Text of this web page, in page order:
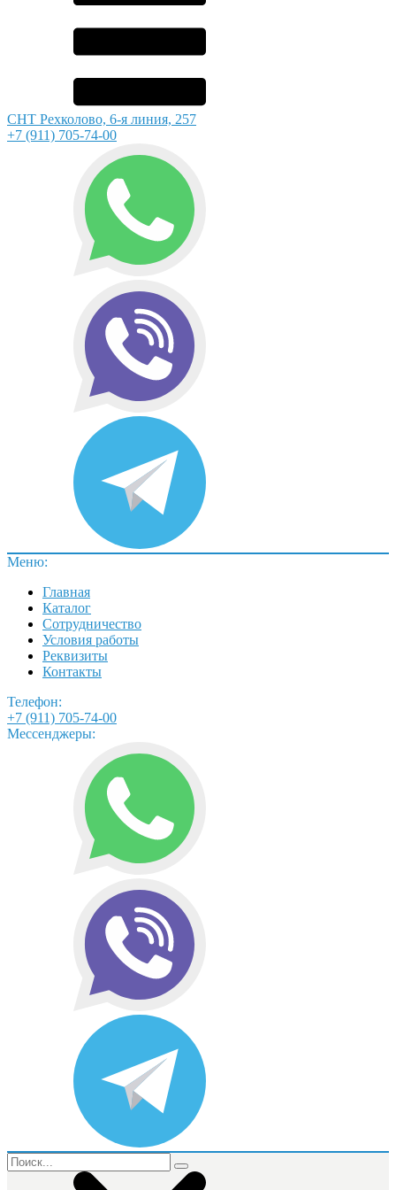
СНТ Рехколово, 6-я линия, 257
+7 (911) 705-74-00
Меню:
Главная
Каталог
Сотрудничество
Условия работы
Реквизиты
Контакты
Телефон:
+7 (911) 705-74-00
Мессенджеры: